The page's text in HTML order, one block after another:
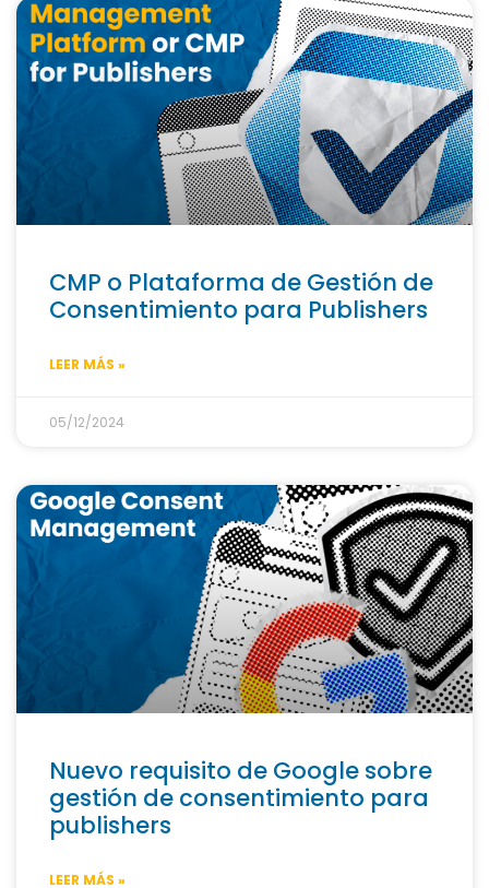
CMP o Plataforma de Gestión de
Consentimiento para Publishers
LEER MÁS »
05/12/2024
Nuevo requisito de Google sobre
gestión de consentimiento para
publishers
LEER MÁS »